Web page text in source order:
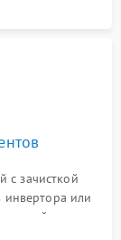
с зачисткой
инвертора или
дорожек и